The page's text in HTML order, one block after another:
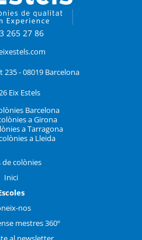
265 27 86
235 - 08019 Barcelona
Eix Estels
Barcelona
a Girona
a Tarragona
a Lleida
de colònies
Inici
nos
mestres 360º